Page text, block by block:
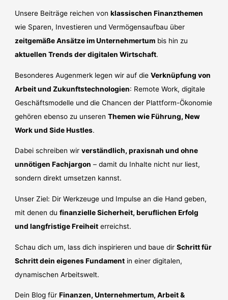
Unsere Beiträge reichen vonklassischen Finanzthemen
wie Sparen, Investieren und Vermögensaufbau über
zeitgemäße Ansätze im Unternehmertum bis hin zu
aktuellen Trends der digitalen Wirtschaft.
Besonderes Augenmerk legen wir auf dieVerknüpfung von
Arbeit und Zukunftstechnologien: Remote Work, digitale
Geschäftsmodelle und die Chancen der Plattform-Ökonomie
gehören ebenso zu unserenThemen wie Führung, New
Work und Side Hustles.
Dabei schreiben wirverständlich, praxisnah und ohne
unnötigen Fachjargon – damit du Inhalte nicht nur liest,
sondern direkt umsetzen kannst.
Unser Ziel: Dir Werkzeuge und Impulse an die Hand geben,
mit denen dufinanzielle Sicherheit, beruflichen Erfolg
und langfristige Freiheit erreichst.
Schau dich um, lass dich inspirieren und baue dirSchritt für
Schritt dein eigenes Fundament in einer digitalen,
dynamischen Arbeitswelt.
Dein Blog fürFinanzen, Unternehmertum, Arbeit &